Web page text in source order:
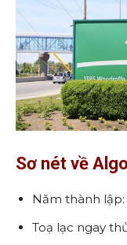
Sơ nét về
Năm thành lập:
Toạ lạc ngay